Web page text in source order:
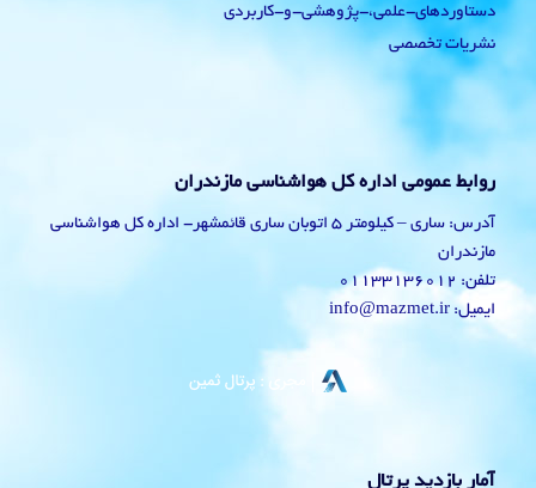
دستاوردهای-علمی،-پژوهشی-و-کاربردی
نشریات تخصصی
روابط عمومی اداره کل هواشناسی مازندران
آدرس: ساری – کیلومتر 5 اتوبان ساری قائمشهر- اداره کل هواشناسی
مازندران
تلفن: 01133136012
ایمیل: info@mazmet.ir
آمار بازدید پرتال